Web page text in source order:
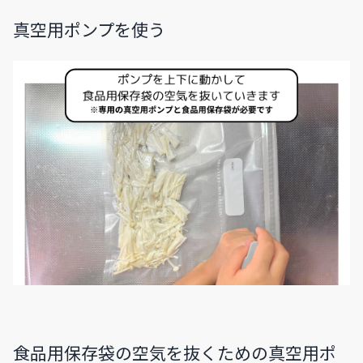
真空用ポンプを使う
食品用保存袋の空気を抜くための真空用ポ